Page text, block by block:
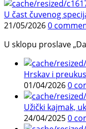
U čast čuvenog
21/05/20260
U sklopu proslave
Hrskav i
01/04/20260
Užički kajmak,
24/04/20250